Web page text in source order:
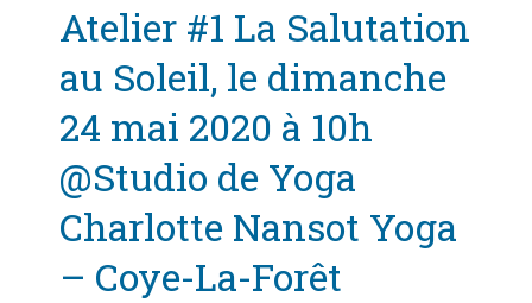
Atelier #1 La Salutation
au Soleil, le dimanche
24 mai 2020 à 10h
@Studio de Yoga
Charlotte Nansot Yoga
– Coye-La-Forêt